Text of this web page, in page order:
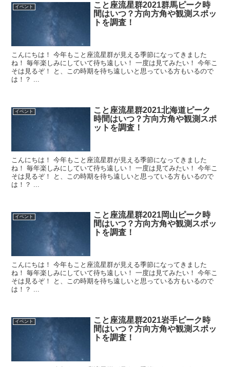
イベント
こと座流星群2021群馬ピーク時
間はいつ？方向方角や観測スポッ
トを調査！
こんにちは！ 今年もこと座流星群が見える季節になってきました
ね！ 毎年楽しみにしていて待ち遠しい！ 一度は見てみたい！ 今年こ
そは見るぞ！ と、この時期を待ち遠しいと思っている方もいるので
は！？ ...
イベント
こと座流星群2021北海道ピーク
時間はいつ？方向方角や観測スポ
ットを調査！
こんにちは！ 今年もこと座流星群が見える季節になってきました
ね！ 毎年楽しみにしていて待ち遠しい！ 一度は見てみたい！ 今年こ
そは見るぞ！ と、この時期を待ち遠しいと思っている方もいるので
は！？ ...
イベント
こと座流星群2021岡山ピーク時
間はいつ？方向方角や観測スポッ
トを調査！
こんにちは！ 今年もこと座流星群が見える季節になってきました
ね！ 毎年楽しみにしていて待ち遠しい！ 一度は見てみたい！ 今年こ
そは見るぞ！ と、この時期を待ち遠しいと思っている方もいるので
は！？ ...
イベント
こと座流星群2021岩手ピーク時
間はいつ？方向方角や観測スポッ
トを調査！